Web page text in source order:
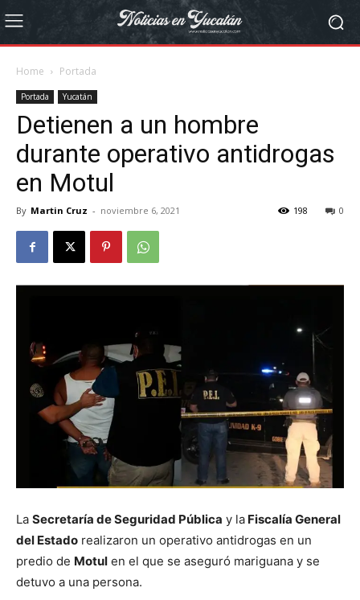
Home Portada
Portada Yucatán
Detienen a un hombre
durante operativo antidrogas
en Motul
By Martin Cruz - noviembre 6, 2021 0
198
La Secretaría de Seguridad Pública y la Fiscalía General
del Estado realizaron un operativo antidrogas en un
predio de Motul en el que se aseguró mariguana y se
detuvo a una persona.